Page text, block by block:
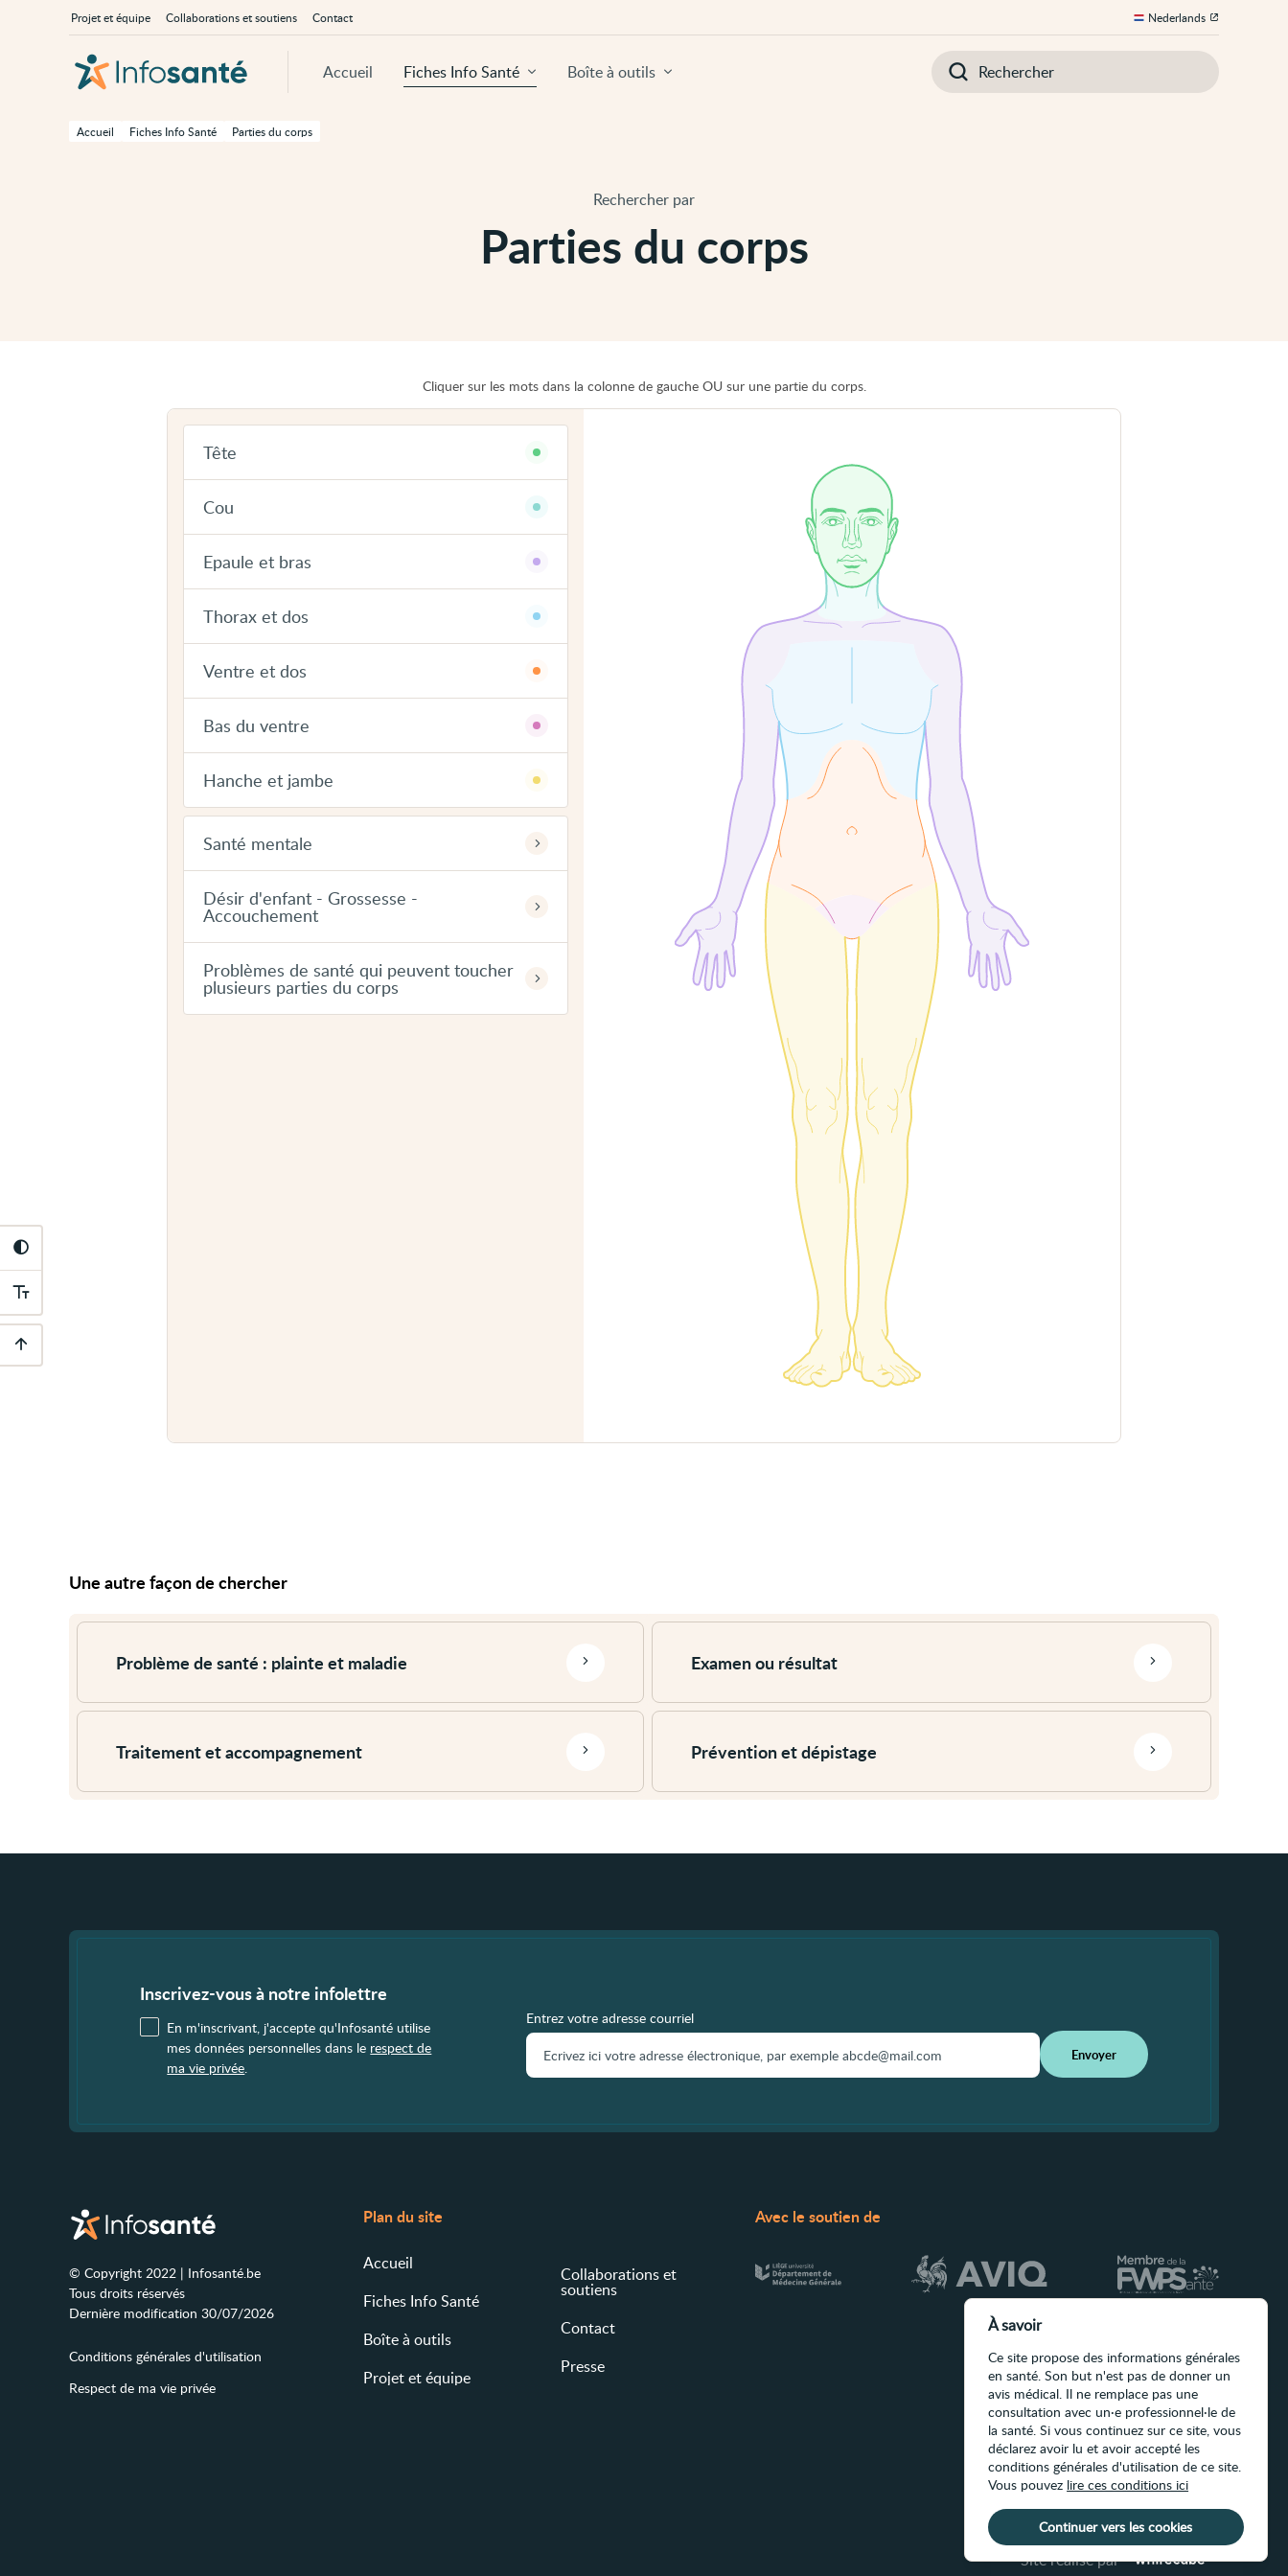
Parties du corps
Rechercher par
Accueil Fiches Info Santé Parties du corps
principale
Accueil Fiches Info Santé Boîte à outils
Introduisez
votre
recherche
À
propos
Projet et équipe Collaborations et soutiens Contact Nederlands
Outils
d'accessibilité
Descendre
Cliquer sur les mots dans la colonne de gauche OU sur une partie du corps.
Tête
Cou
Epaule et bras
Thorax et dos
Ventre et dos
Bas du ventre
Hanche et jambe
Santé mentale
Désir d'enfant - Grossesse -
Accouchement
Problèmes de santé qui peuvent toucher
plusieurs parties du corps
Une autre façon de chercher
Voir
Problème de santé : plainte et maladie
Voir
Examen ou résultat
Voir
Traitement et accompagnement
Voir
Prévention et dépistage
Inscrivez-vous à notre infolettre
En m'inscrivant, j'accepte qu'Infosanté utilise
mes données personnelles dans le respect de
ma vie privée.
Entrez votre adresse courriel
Envoyer
© Copyright 2022 | Infosanté.be
Tous droits réservés
Dernière modification 30/07/2026
Conditions générales d'utilisation
Respect de ma vie privée
Plan du site
Accueil
Fiches Info Santé
Boîte à outils
Projet et équipe
Collaborations et
soutiens
Contact
Presse
Avec le soutien de
Site réalisé par
À savoir
Ce site propose des informations générales
en santé. Son but n'est pas de donner un
avis médical. Il ne remplace pas une
consultation avec un·e professionnel·le de
la santé. Si vous continuez sur ce site, vous
déclarez avoir lu et avoir accepté les
conditions générales d'utilisation de ce site.
Vous pouvez lire ces conditions ici
Continuer vers les cookies